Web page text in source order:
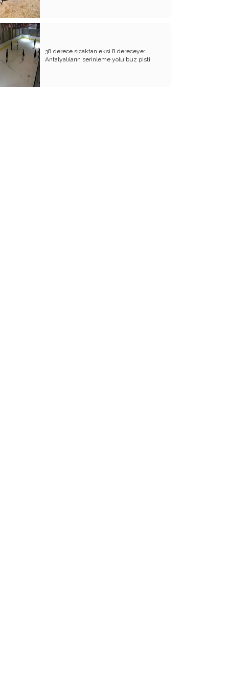
Bulut Hasadı İçin İşçi Aranıyor!
Haydi Gökyüzüne Bakalım!
Ölümden Başkası Yalan
Cumhuriyet Destanı ve Ankara Sevdası
Hoş Geldin Bahar! Bugün İlkbahar
38 derece sıcaktan eksi 8 dereceye:
Antalyalıların serinleme yolu buz pisti